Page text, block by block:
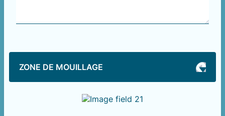
ZONE DE MOUILLAGE